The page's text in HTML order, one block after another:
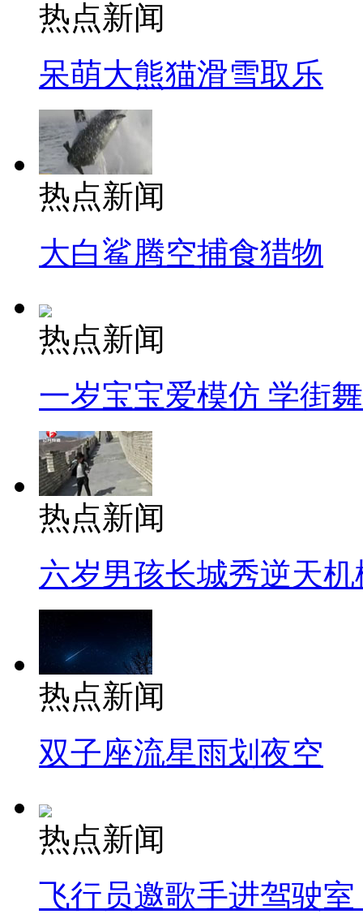
热点新闻
呆萌大熊猫滑雪取乐
热点新闻
大白鲨腾空捕食猎物
热点新闻
一岁宝宝爱模仿 学街
热点新闻
六岁男孩长城秀逆天机
热点新闻
双子座流星雨划夜空
热点新闻
飞行员邀歌手进驾驶